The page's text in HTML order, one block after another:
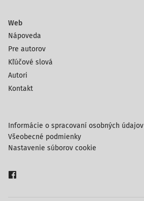
Web
Nápoveda
Pre autorov
Kľúčové slová
Autori
Kontakt
Informácie o spracovaní osobných údajov
Všeobecné podmienky
Nastavenie súborov cookie